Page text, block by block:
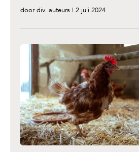
door div. auteurs | 2 juli 2024